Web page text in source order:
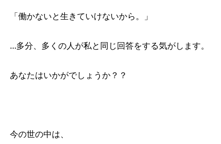
「働かないと生きていけないから。」
…多分、多くの人が私と同じ回答をする気がします。
あなたはいかがでしょうか？？
今の世の中は、